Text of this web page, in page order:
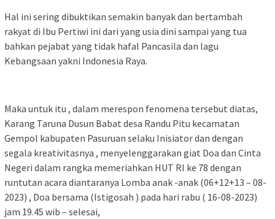
Hal ini sering dibuktikan semakin banyak dan bertambah
rakyat di Ibu Pertiwi ini dari yang usia dini sampai yang tua
bahkan pejabat yang tidak hafal Pancasila dan lagu
Kebangsaan yakni Indonesia Raya.
Maka untuk itu , dalam merespon fenomena tersebut diatas,
Karang Taruna Dusun Babat desa Randu Pitu kecamatan
Gempol kabupaten Pasuruan selaku Inisiator dan dengan
segala kreativitasnya , menyelenggarakan giat Doa dan Cinta
Negeri dalam rangka memeriahkan HUT RI ke 78 dengan
runtutan acara diantaranya Lomba anak -anak (06+12+13 – 08-
2023) , Doa bersama (Istigosah ) pada hari rabu ( 16-08-2023)
jam 19.45 wib – selesai,